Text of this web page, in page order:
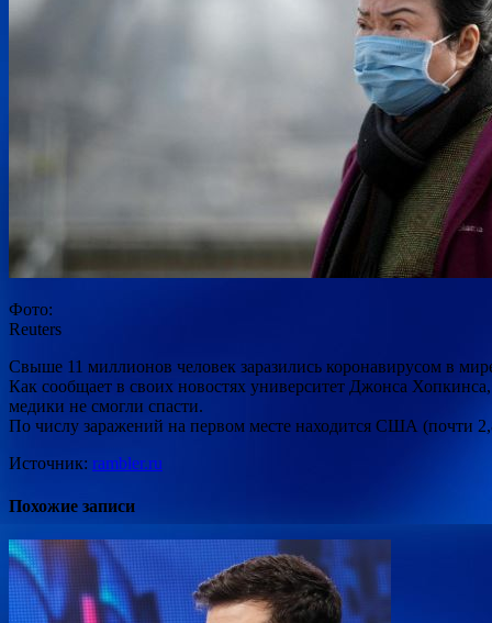
Фото:
Reuters
Свыше 11 миллионов человек заразились коронавирусом в
Как сообщает в своих новостях университет Джонса
медики не смогли спасти.
По числу заражений на первом месте находится США (почти
Источник: rambler.ru
Похожие записи